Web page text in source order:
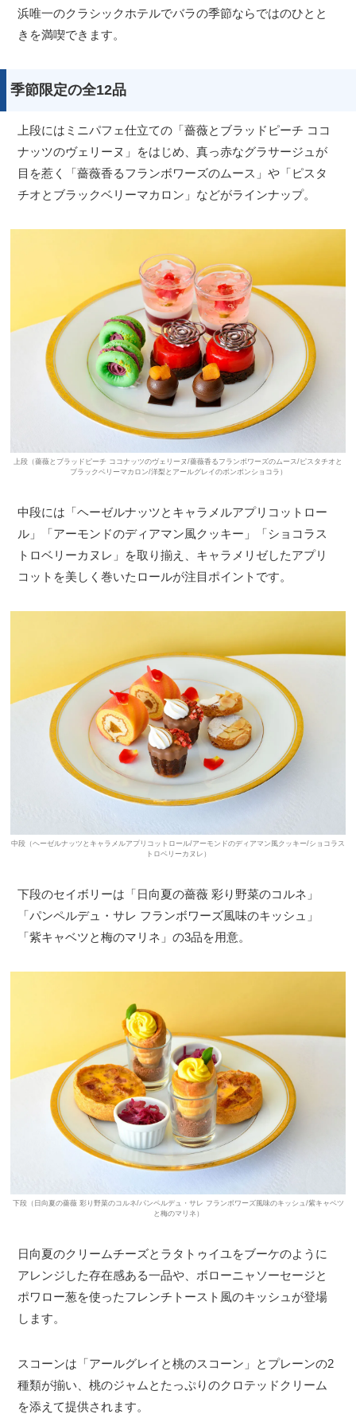
浜唯一のクラシックホテルでバラの季節ならではのひとと
きを満喫できます。
季節限定の全12品
上段にはミニパフェ仕立ての「薔薇とブラッドピーチ ココ
ナッツのヴェリーヌ」をはじめ、真っ赤なグラサージュが
目を惹く「薔薇香るフランボワーズのムース」や「ピスタ
チオとブラックベリーマカロン」などがラインナップ。
上段（薔薇とブラッドピーチ ココナッツのヴェリーヌ/薔薇香るフランボワーズのムース/ピスタチオと
ブラックベリーマカロン/洋梨とアールグレイのボンボンショコラ）
中段には「ヘーゼルナッツとキャラメルアプリコットロー
ル」「アーモンドのディアマン風クッキー」「ショコラス
トロベリーカヌレ」を取り揃え、キャラメリゼしたアプリ
コットを美しく巻いたロールが注目ポイントです。
中段（ヘーゼルナッツとキャラメルアプリコットロール/アーモンドのディアマン風クッキー/ショコラス
トロベリーカヌレ）
下段のセイボリーは「日向夏の薔薇 彩り野菜のコルネ」
「パンペルデュ・サレ フランボワーズ風味のキッシュ」
「紫キャベツと梅のマリネ」の3品を用意。
下段（日向夏の薔薇 彩り野菜のコルネ/パンペルデュ・サレ フランボワーズ風味のキッシュ/紫キャベツ
と梅のマリネ）
日向夏のクリームチーズとラタトゥイユをブーケのように
アレンジした存在感ある一品や、ボローニャソーセージと
ポワロー葱を使ったフレンチトースト風のキッシュが登場
します。
スコーンは「アールグレイと桃のスコーン」とプレーンの2
種類が揃い、桃のジャムとたっぷりのクロテッドクリーム
を添えて提供されます。